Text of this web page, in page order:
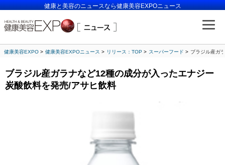
健康と美容のニュースなら健康美容EXPOニュース
健康美容EXPO 健康美容EXPOニュース リリース：TOP スーパーフード ブラジル産ガ
ブラジル産ガラナなど12種の成分が入ったエナジー
炭酸飲料を発売/アサヒ飲料